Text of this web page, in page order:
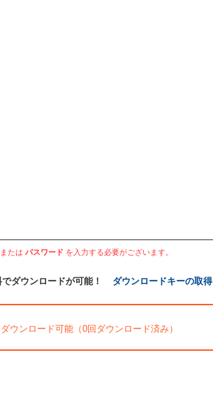
または パスワード を入力する必要がございます。
ダウンロードが可能！ ダウンロードキーの取得
ダウンロード可能（0回ダウンロード済み）